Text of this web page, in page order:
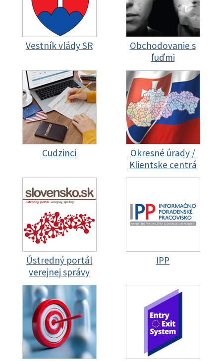
Vestník vlády SR
Obchodovanie s
ľuďmi
Cudzinci
Okresné úrady /
Klientske centrá
Ústredný portál
verejnej správy
IPP